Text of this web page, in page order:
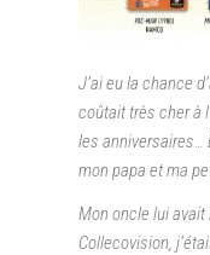
J’ai eu la chance
coûtait très cher à
les anniversaires…
mon papa et ma
Mon oncle lui avait
Collecovision,